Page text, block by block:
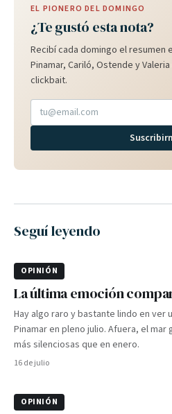
EL PIONERO DEL DOMINGO
¿Te gustó esta nota?
Recibí cada domingo el resumen
Pinamar, Cariló, Ostende y
clickbait.
Seguí leyendo
OPINIÓN
La última emoción
Hay algo raro y bastante lindo en ver
Pinamar en pleno julio. Afuera, el
más silenciosas que en enero.
16 de julio
OPINIÓN